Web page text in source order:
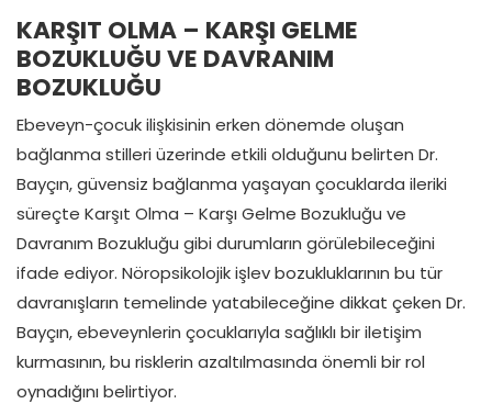
KARŞIT OLMA – KARŞI GELME
BOZUKLUĞU VE DAVRANIM
BOZUKLUĞU
Ebeveyn-çocuk ilişkisinin erken dönemde oluşan
bağlanma stilleri üzerinde etkili olduğunu belirten Dr.
Bayçın, güvensiz bağlanma yaşayan çocuklarda ileriki
süreçte Karşıt Olma – Karşı Gelme Bozukluğu ve
Davranım Bozukluğu gibi durumların görülebileceğini
ifade ediyor. Nöropsikolojik işlev bozukluklarının bu tür
davranışların temelinde yatabileceğine dikkat çeken Dr.
Bayçın, ebeveynlerin çocuklarıyla sağlıklı bir iletişim
kurmasının, bu risklerin azaltılmasında önemli bir rol
oynadığını belirtiyor.